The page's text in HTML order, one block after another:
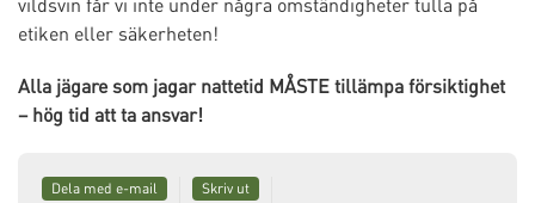
etiken eller säkerheten!
Alla jägare som jagar nattetid MÅSTE tillämpa försiktighet
– hög tid att ta ansvar!
Dela med e-mail Skriv ut